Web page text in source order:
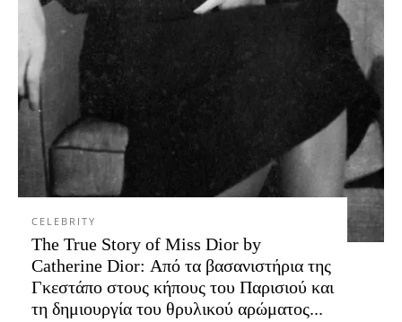
CELEBRITY
The True Story of Miss Dior by
Catherine Dior: Από τα βασανιστήρια της
Γκεστάπο στους κήπους του Παρισιού και
τη δημιουργία του θρυλικού αρώματος...